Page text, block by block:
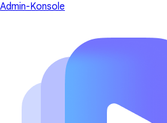
Admin-Konsole